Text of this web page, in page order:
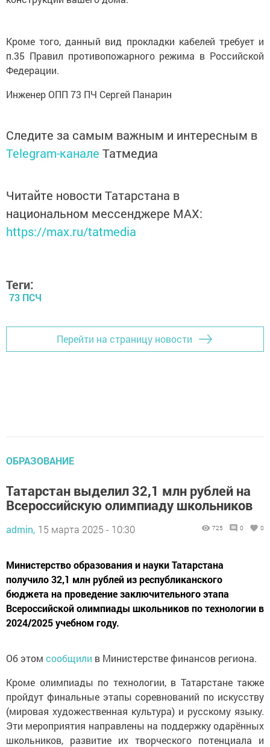
Кроме того, данный вид прокладки кабелей требует и
п.35 Правил противопожарного режима в Российской
Федерации.
Инженер ОПП 73 ПЧ Сергей Панарин
Следите за самым важным и интересным в
Telegram-канале Татмедиа
Читайте новости Татарстана в
национальном мессенджере MАХ:
https://max.ru/tatmedia
Теги:
73 ПСЧ
Перейти на страницу новости
ОБРАЗОВАНИЕ
Татарстан выделил 32,1 млн рублей на
Всероссийскую олимпиаду школьников
admin, 15 марта 2025 - 10:30 725 0 0
Министерство образования и науки Татарстана
получило 32,1 млн рублей из республиканского
бюджета на проведение заключительного этапа
Всероссийской олимпиады школьников по технологии в
2024/2025 учебном году.
Об этом сообщили в Министерстве финансов региона.
Кроме олимпиады по технологии, в Татарстане также
пройдут финальные этапы соревнований по искусству
(мировая художественная культура) и русскому языку.
Эти мероприятия направлены на поддержку одарённых
школьников, развитие их творческого потенциала и